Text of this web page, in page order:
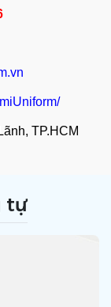
TP.HCM
tự